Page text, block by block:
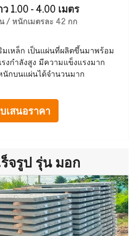
1.00 - 4.00 เมตร
/ หนักเมตรละ 42 กก
เหล็ก เป็นแผ่นที่ผลิตขึ้นมาพร้อม
งกำลังสูง มีความแข็งแรงมาก
นักบนแผ่นได้จำนวนมาก
เสนอราคา
จรูป รุ่น มอก